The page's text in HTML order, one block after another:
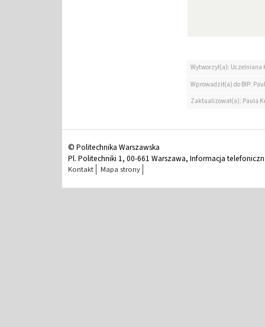
Wytworzył(a): Uczelniana
Wprowadził(a) do BIP:
Zaktualizował(a): Paula
© Politechnika Warszawska
Pl. Politechniki 1, 00-661 Warszawa, Informacja
Kontakt Mapa strony